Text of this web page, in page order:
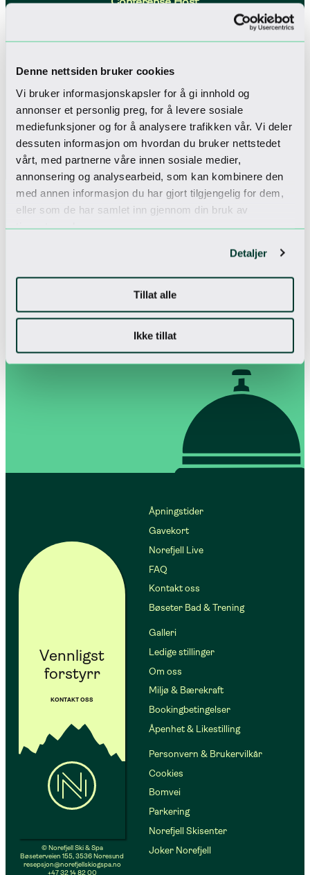
Denne nettsiden bruker cookies
Vi bruker informasjonskapsler for å gi innhold og
annonser et personlig preg, for å levere sosiale
mediefunksjoner og for å analysere trafikken vår. Vi deler
dessuten informasjon om hvordan du bruker nettstedet
vårt, med partnerne våre innen sosiale medier,
annonsering og analysearbeid, som kan kombinere den
med annen informasjon du har gjort tilgjengelig for dem,
eller som de har samlet inn gjennom din bruk av
tjenestene deres.
Detaljer
Tillat alle
Ikke tillat
Få unike tilbud
personvernerklæringen
Vennligst
forstyrr
KONTAKT OSS
© Norefjell Ski & Spa
Bøseterveien 155, 3536 Noresund
resepsjon@norefjellskiogspa.no
+47 32 14 82 00
Åpningstider
Gavekort
Norefjell Live
FAQ
Kontakt oss
Bøseter Bad & Trening
Galleri
Ledige stillinger
Om oss
Miljø & Bærekraft
Bookingbetingelser
Åpenhet & Likestilling
Personvern & Brukervilkår
Cookies
Bomvei
Parkering
Norefjell Skisenter
Joker Norefjell